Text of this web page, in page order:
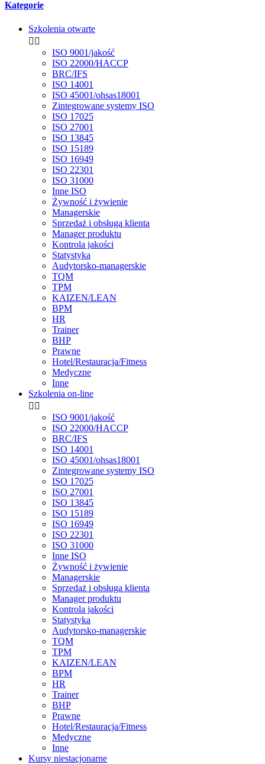
Kategorie
Szkolenia otwarte
 
ISO 9001/jakość
ISO 22000/HACCP
BRC/IFS
ISO 14001
ISO 45001/ohsas18001
Zintegrowane systemy ISO
ISO 17025
ISO 27001
ISO 13845
ISO 15189
ISO 16949
ISO 22301
ISO 31000
Inne ISO
Żywność i żywienie
Managerskie
Sprzedaż i obsługa klienta
Manager produktu
Kontrola jakości
Statystyka
Audytorsko-managerskie
TQM
TPM
KAIZEN/LEAN
BPM
HR
Trainer
BHP
Prawne
Hotel/Restauracja/Fitness
Medyczne
Inne
Szkolenia on-line
 
ISO 9001/jakość
ISO 22000/HACCP
BRC/IFS
ISO 14001
ISO 45001/ohsas18001
Zintegrowane systemy ISO
ISO 17025
ISO 27001
ISO 13845
ISO 15189
ISO 16949
ISO 22301
ISO 31000
Inne ISO
Żywność i żywienie
Managerskie
Sprzedaż i obsługa klienta
Manager produktu
Kontrola jakości
Statystyka
Audytorsko-managerskie
TQM
TPM
KAIZEN/LEAN
BPM
HR
Trainer
BHP
Prawne
Hotel/Restauracja/Fitness
Medyczne
Inne
Kursy niestacjonarne